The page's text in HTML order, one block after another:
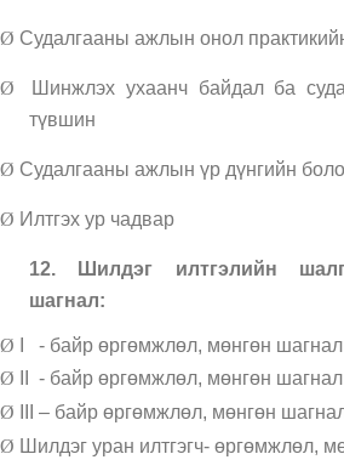
Ø Судалгааны ажлын онол
Ø
Шинжлэх ухаанч байдал ба
түвшин
Ø Судалгааны ажлын үр дүнгийн
Ø Илтгэх ур чадвар
12. Шилдэг илтгэлийн
шагнал:
Ø
- байр өргөмжлөл, мөнгөн шагнал
Ø
- байр өргөмжлөл, мөнгөн шагнал
Ø
III – байр өргөмжлөл, мөнгөн
Ø Шилдэг уран илтгэгч- өргөмжлөл,